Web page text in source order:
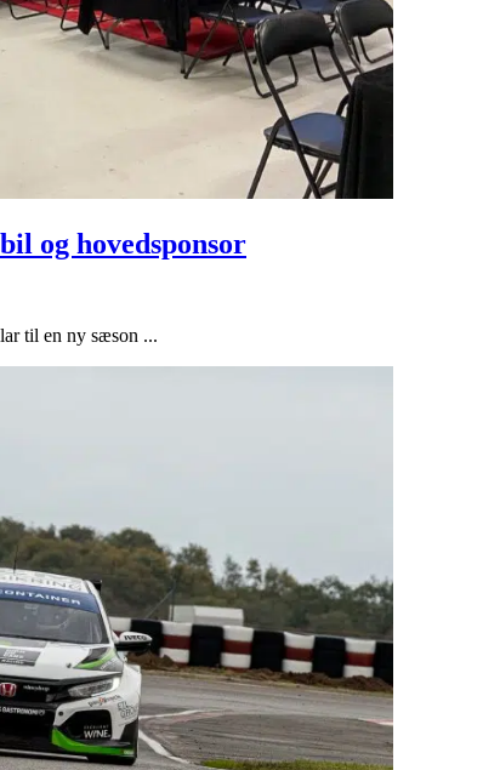
og hovedsponsor
til en ny sæson ...